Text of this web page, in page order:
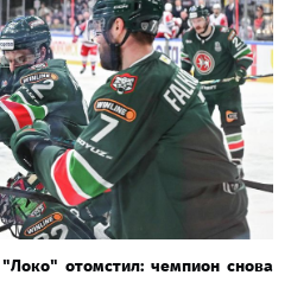
отомстил: чемпион снова